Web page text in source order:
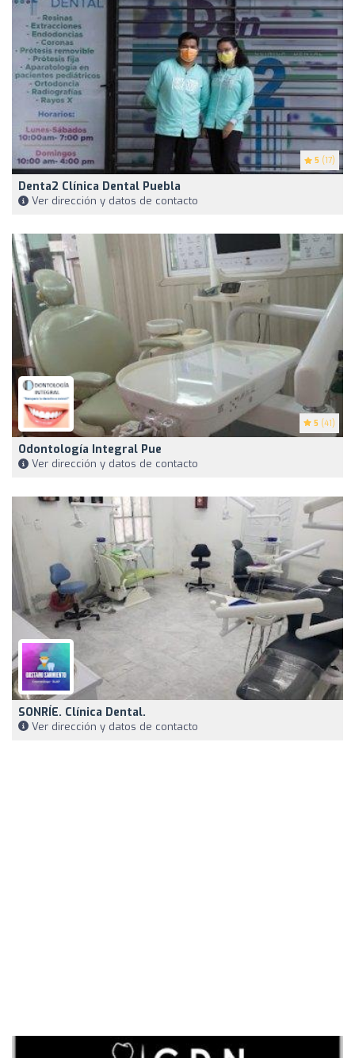
5 (17)
Denta2 Clínica Dental Puebla
Ver dirección y datos de contacto
5 (41)
Odontología Integral Pue
Ver dirección y datos de contacto
SONRÍE. Clínica Dental.
Ver dirección y datos de contacto